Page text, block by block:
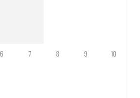
6 7 8 9 10